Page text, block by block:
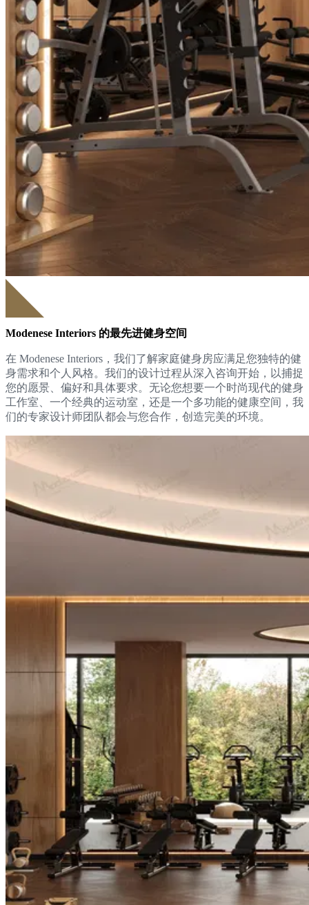
Modenese Interiors 的最先进健身空间
在 Modenese Interiors，我们了解家庭健身房应满足您独特的健
身需求和个人风格。我们的设计过程从深入咨询开始，以捕捉
您的愿景、偏好和具体要求。无论您想要一个时尚现代的健身
工作室、一个经典的运动室，还是一个多功能的健康空间，我
们的专家设计师团队都会与您合作，创造完美的环境。